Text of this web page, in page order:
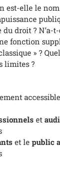
est-elle le
droit ? N’a-
fonction
» ?
limites ?
accessible
et
et le public